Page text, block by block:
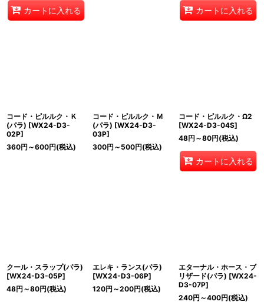
カートに入れる カートに入れる
コード・ピルルク・Ｋ
(パラ) [WX24-D3-
02P]
360円 ～600円(税込)
コード・ピルルク・Ｍ
(パラ) [WX24-D3-
03P]
300円 ～500円(税込)
コード・ピルルク・Ω2
[WX24-D3-04S]
48円 ～80円(税込)
カートに入れる
クール・スラップ(パラ)
[WX24-D3-05P]
48円 ～80円(税込)
エレキ・ランス(パラ)
[WX24-D3-06P]
120円 ～200円(税込)
エターナル・ホース・ブ
リザード(パラ) [WX24-
D3-07P]
240円 ～400円(税込)